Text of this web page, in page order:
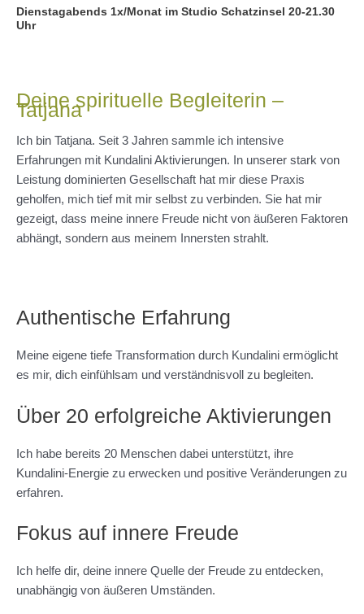
Dienstagabends 1x/Monat im Studio Schatzinsel 20-21.30
Uhr
Deine spirituelle Begleiterin –
Tatjana
Ich bin Tatjana. Seit 3 Jahren sammle ich intensive
Erfahrungen mit Kundalini Aktivierungen. In unserer stark von
Leistung dominierten Gesellschaft hat mir diese Praxis
geholfen, mich tief mit mir selbst zu verbinden. Sie hat mir
gezeigt, dass meine innere Freude nicht von äußeren Faktoren
abhängt, sondern aus meinem Innersten strahlt.
Authentische Erfahrung
Meine eigene tiefe Transformation durch Kundalini ermöglicht
es mir, dich einfühlsam und verständnisvoll zu begleiten.
Über 20 erfolgreiche Aktivierungen
Ich habe bereits 20 Menschen dabei unterstützt, ihre
Kundalini-Energie zu erwecken und positive Veränderungen zu
erfahren.
Fokus auf innere Freude
Ich helfe dir, deine innere Quelle der Freude zu entdecken,
unabhängig von äußeren Umständen.